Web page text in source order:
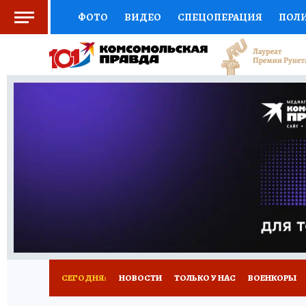
ФОТО ВИДЕО СПЕЦОПЕРАЦИЯ
СОЦПОДДЕРЖКА НАУКА СПОРТ
ВЫБОР ЭКСПЕРТОВ ДОКТОР
ПРОГНОЗЫ НА СПОРТ
НОВОЕ
СЕГОДНЯ: НОВОСТИ ТОЛЬКО У НАС ВОЕНКОРЫ